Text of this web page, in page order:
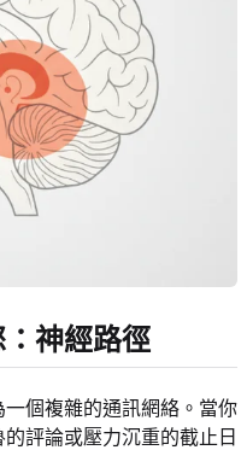
神經路徑
個複雜的通訊網絡。當你
評論或壓力沉重的截止日